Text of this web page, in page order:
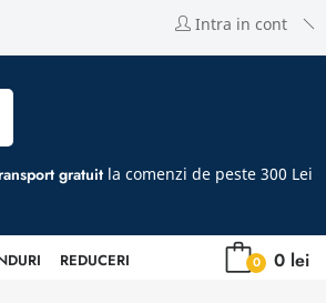
Intra in cont
gratuit la comenzi de peste 300 Lei
REDUCERI 0 lei
0